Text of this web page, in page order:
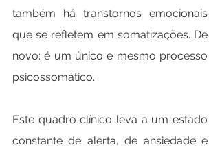
também há transtornos emocionais
que se refletem em somatizações. De
novo: é um único e mesmo processo
psicossomático.
Este quadro clínico leva a um estado
constante de alerta, de ansiedade e